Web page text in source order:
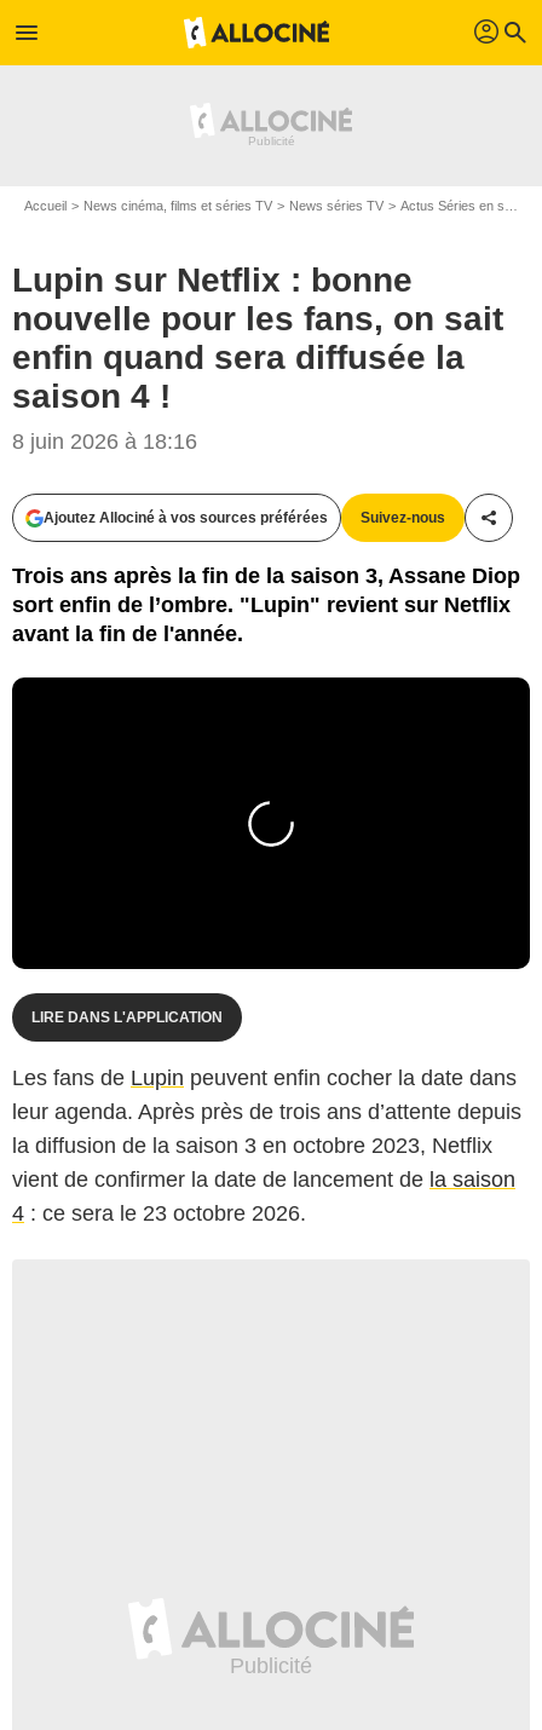
menu profil search
Accueil News cinéma, films et séries TV News séries TV Actus Séries en streaming
Lupin sur Netflix : bonne
nouvelle pour les fans, on sait
enfin quand sera diffusée la
saison 4 !
8 juin 2026 à 18:16
Ajoutez Allociné à vos sources préférées Suivez-nous
Trois ans après la fin de la saison 3, Assane Diop
sort enfin de l’ombre. "Lupin" revient sur Netflix
avant la fin de l'année.
LIRE DANS L'APPLICATION
Les fans de Lupin peuvent enfin cocher la date dans
leur agenda. Après près de trois ans d’attente depuis
la diffusion de la saison 3 en octobre 2023, Netflix
vient de confirmer la date de lancement de la saison
4 : ce sera le 23 octobre 2026.